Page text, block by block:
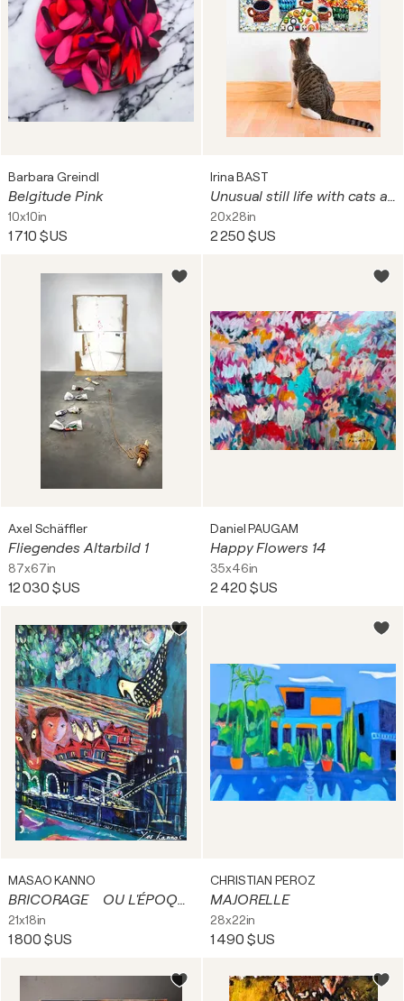
Barbara Greindl
Belgitude Pink
10x10in
1 710 $US
Irina BAST
Unusual still life with cats and dogs - Abstract still life with mosaic & glass. Naive fine art decorative hanging wall sculpture painting
20x28in
2 250 $US
Axel Schäffler
Fliegendes Altarbild 1
87x67in
12 030 $US
Daniel PAUGAM
Happy Flowers 14
35x46in
2 420 $US
MASAO KANNO
BRICORAGE OU L'ÉPOQUE SAUVAGE
21x18in
1 800 $US
CHRISTIAN PEROZ
MAJORELLE
28x22in
1 490 $US